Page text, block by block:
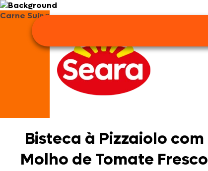
Carne Suína
Bisteca à Pizzaiolo com
Molho de Tomate Fresco